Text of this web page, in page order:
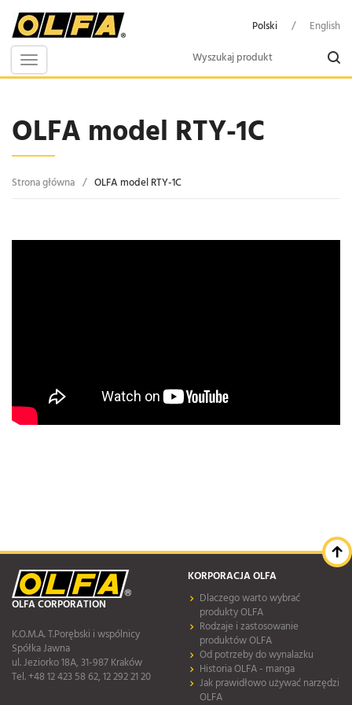
Polski / English
Toggle
navigation
OLFA model RTY-1C
Strona główna / OLFA model RTY-1C
OLFA CORPORATION
K.O.M.A. T.Porębski i wspólnicy
Spółka Jawna
ul. Jeziorko 18A, 31-987 Kraków
Tel. +48 12 423 58 62, 12 292 21 20
KORPORACJA OLFA
Dlaczego warto wybrać
produkty OLFA
Rodzaje i zastosowanie
produktów OLFA
Od potrzeby do wynalazku
Historia OLFA - manga
Jak prawidłowo używać narzędzi
OLFA